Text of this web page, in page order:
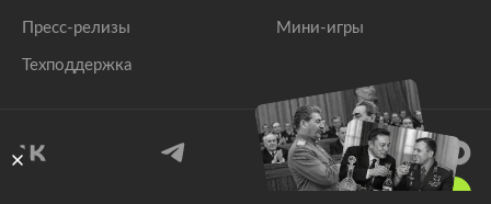
Пресс-релизы
Техподдержка
Мини-игры